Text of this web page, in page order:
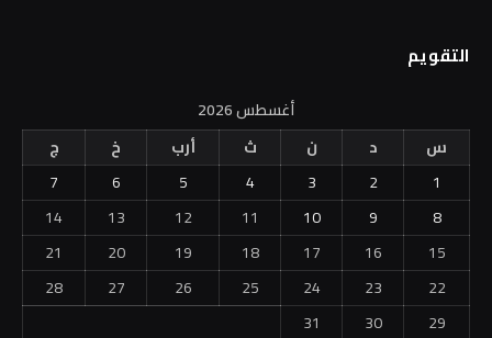
التقويم
أغسطس 2026
س
د ن ث أرب خ
ج
1
2
3
4
5
6
7
8
9
10
11
12
13
14
15
16
17
18
19
20
21
22
23
24
25
26
27
28
29
30
31